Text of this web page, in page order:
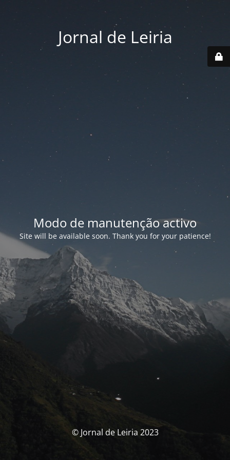
Jornal de Leiria
Modo de manutenção activo
Site will be available soon. Thank you for your patience!
© Jornal de Leiria 2023